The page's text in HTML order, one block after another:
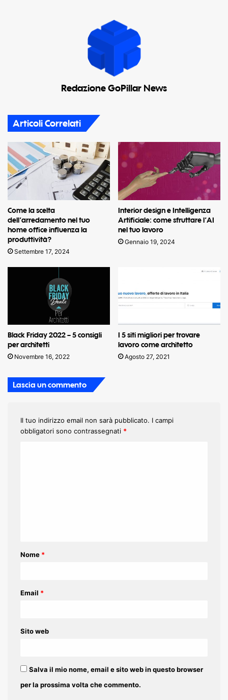
Redazione GoPillar News
Articoli Correlati
Come la scelta
dell’arredamento nel tuo
home office influenza la
produttività?
Settembre 17, 2024
Interior design e Intelligenza
Artificiale: come sfruttare l’AI
nel tuo lavoro
Gennaio 19, 2024
Black Friday 2022 – 5 consigli
per architetti
Novembre 16, 2022
I 5 siti migliori per trovare
lavoro come architetto
Agosto 27, 2021
Lascia un commento
Il tuo indirizzo email non sarà pubblicato. I campi
obbligatori sono contrassegnati *
o
Nome *
Email *
Sito web
Salva il mio nome, email e sito web in questo browser
per la prossima volta che commento.